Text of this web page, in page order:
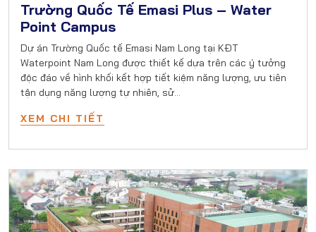
Trường Quốc Tế Emasi Plus – Water
Point Campus
Dự án Trường Quốc tế Emasi Nam Long tại KĐT
Waterpoint Nam Long được thiết kế dựa trên các ý tưởng
độc đáo về hình khối kết hợp tiết kiệm năng lượng, ưu tiên
tận dụng năng lượng tự nhiên, sử…
XEM CHI TIẾT